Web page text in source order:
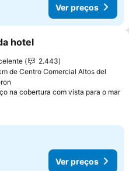
Ver preços
aos favoritos
hotel
2.443
de Centro Comercial Altos del
na cobertura com vista para o mar
Ver preços